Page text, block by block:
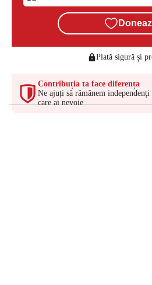
Plată sigură și
Contribuția ta face diferența
Ne ajuți să rămânem
care ai nevoie